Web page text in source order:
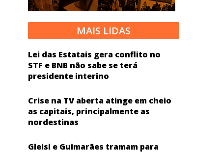
MAIS LIDAS
Lei das Estatais gera conflito no
STF e BNB não sabe se terá
presidente interino
Crise na TV aberta atinge em cheio
as capitais, principalmente as
nordestinas
Gleisi e Guimarães tramam para